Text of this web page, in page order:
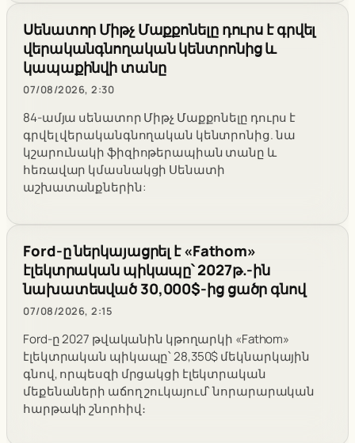
Սենատոր Միթչ Մաքքոնելը դուրս է գրվել
վերականգնողական կենտրոնից և
կապաքինվի տանը
07/08/2026, 2:30
84-ամյա սենատոր Միթչ Մաքքոնելը դուրս է
գրվել վերականգնողական կենտրոնից. նա
կշարունակի ֆիզիոթերապիան տանը և
հեռավար կմասնակցի Սենատի
աշխատանքներին:
Ford-ը ներկայացրել է «Fathom»
էլեկտրական պիկապը՝ 2027թ.-ին
նախատեսված 30,000$-ից ցածր գնով
07/08/2026, 2:15
Ford-ը 2027 թվականին կթողարկի «Fathom»
էլեկտրական պիկապը՝ 28,350$ մեկնարկային
գնով, որպեսզի մրցակցի էլեկտրական
մեքենաների աճող շուկայում՝ նորարարական
հարթակի շնորհիվ։